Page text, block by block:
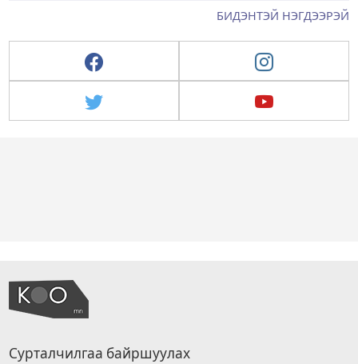
БИДЭНТЭЙ НЭГДЭЭРЭЙ
Сурталчилгаа байршуулах